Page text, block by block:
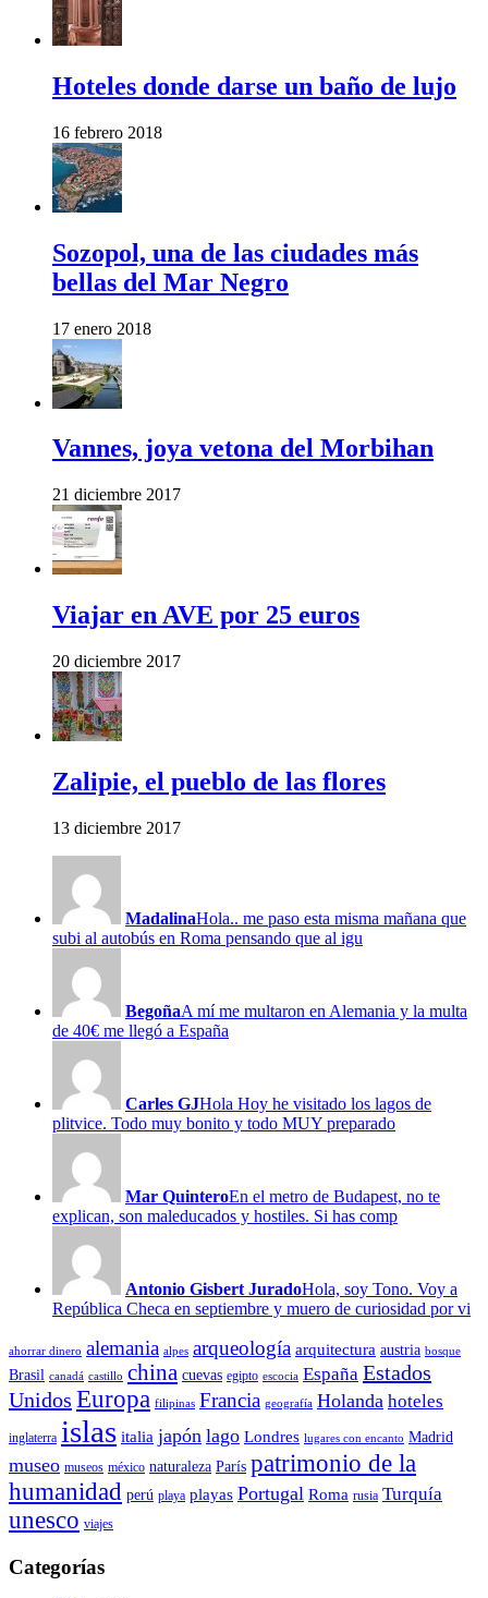
Hoteles donde darse un baño de lujo
16 febrero 2018
Sozopol, una de las ciudades más
bellas del Mar Negro
17 enero 2018
Vannes, joya vetona del Morbihan
21 diciembre 2017
Viajar en AVE por 25 euros
20 diciembre 2017
Zalipie, el pueblo de las flores
13 diciembre 2017
MadalinaHola.. me paso esta misma mañana que
subi al autobús en Roma pensando que al igu
BegoñaA mí me multaron en Alemania y la multa
de 40€ me llegó a España
Carles GJHola Hoy he visitado los lagos de
plitvice. Todo muy bonito y todo MUY preparado
Mar QuinteroEn el metro de Budapest, no te
explican, son maleducados y hostiles. Si has comp
Antonio Gisbert JuradoHola, soy Tono. Voy a
República Checa en septiembre y muero de curiosidad por vi
ahorrar dinero alemania alpes arqueología arquitectura austria bosque
Brasil canadá castillo china cuevas egipto escocia España Estados
Unidos Europa filipinas Francia geografía Holanda hoteles
inglaterra islas italia japón lago Londres lugares con encanto Madrid
museo museos méxico naturaleza París patrimonio de la
humanidad perú playa playas Portugal Roma rusia Turquía
unesco viajes
Categorías